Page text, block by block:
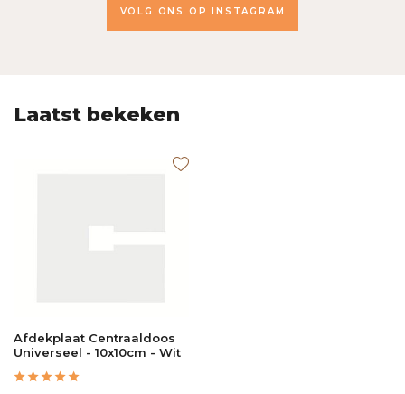
VOLG ONS OP INSTAGRAM
Laatst bekeken
Afdekplaat Centraaldoos
Universeel - 10x10cm - Wit